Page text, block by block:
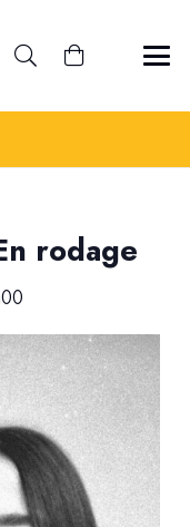
rodage